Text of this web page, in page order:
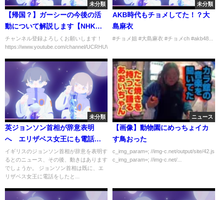
未分類
【帰国？】ガーシーの今後の活
動について解説します【NHK
党】立花孝志が語る #shorts
チャンネル登録よろしくお願いします！
https://www.youtube.com/channel/UCRHUWTcfr2nErAOU3Y...
未分類
AKB時代もチョメしてた！？大
島麻衣
#チョメ姐 #大島麻衣 #チョメch #akb48...
未分類
英ジョンソン首相が辞意表明
へ エリザベス女王にも電話
党内離反で政権運営まともにで
きないレベルと判断か｜
TBS NEWS DIG
イギリスのジョンソン首相が辞意を表明す
るとのニュース、その後、動きはあります
でしょうか。 ジョンソン首相は既に、エ
リザベス女王に電話をしたと...
ニュース
【画像】動物園にめっちょイカ
す鳥おった
c_img_param=; //img-c.net/output/site/42.js
c_img_param=; //img-c.net/...